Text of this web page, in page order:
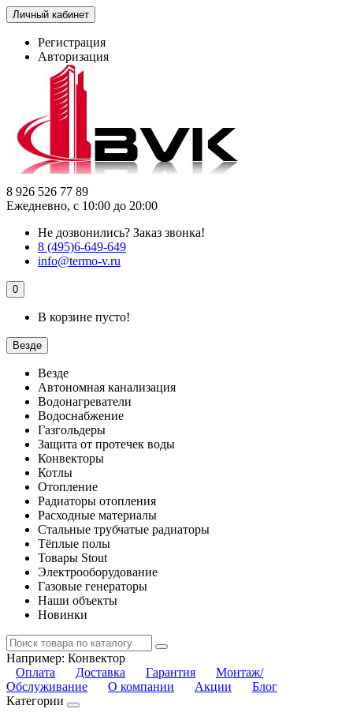
Личный кабинет
Регистрация
Авторизация
8 926 526 77 89
Ежедневно, с 10:00 до 20:00
Не дозвонились? Заказ звонка!
8 (495)6-649-649
info@termo-v.ru
0
В корзине пусто!
Везде
Везде
Автономная канализация
Водонагреватели
Водоснабжение
Газгольдеры
Защита от протечек воды
Конвекторы
Котлы
Отопление
Радиаторы отопления
Расходные материалы
Стальные трубчатые радиаторы
Тёплые полы
Товары Stout
Электрооборудование
Газовые генераторы
Наши объекты
Новинки
Например: Конвектор
Оплата
Доставка Гарантия
Монтаж/
Обслуживание
О компании Акции
Блог
Категории